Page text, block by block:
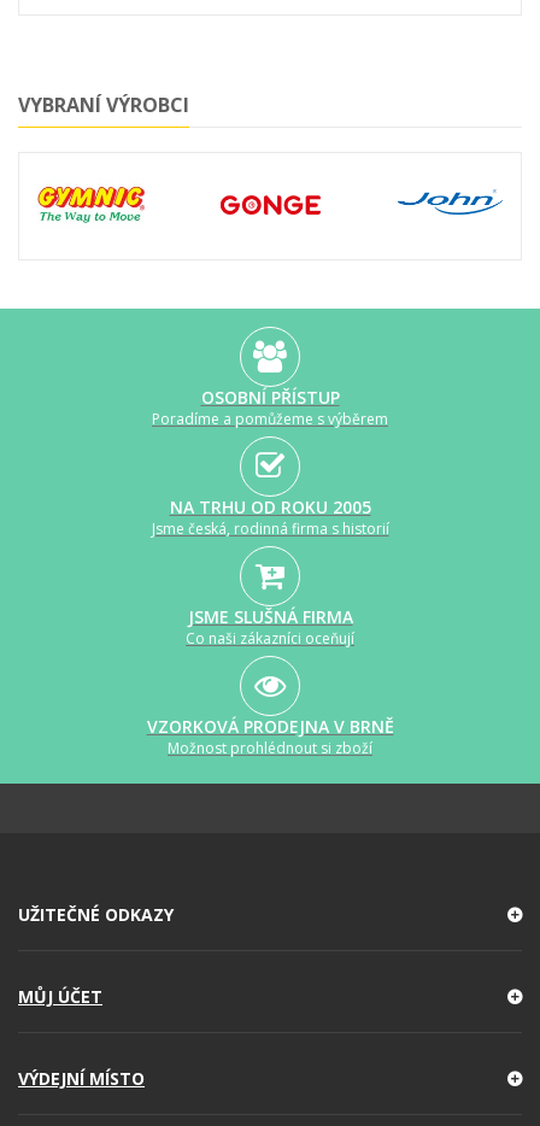
VYBRANÍ VÝROBCI
OSOBNÍ PŘÍSTUP
Poradíme a pomůžeme s výběrem
NA TRHU OD ROKU 2005
Jsme česká, rodinná firma s historií
JSME SLUŠNÁ FIRMA
Co naši zákazníci oceňují
VZORKOVÁ PRODEJNA V BRNĚ
Možnost prohlédnout si zboží
UŽITEČNÉ ODKAZY
MŮJ ÚČET
VÝDEJNÍ MÍSTO